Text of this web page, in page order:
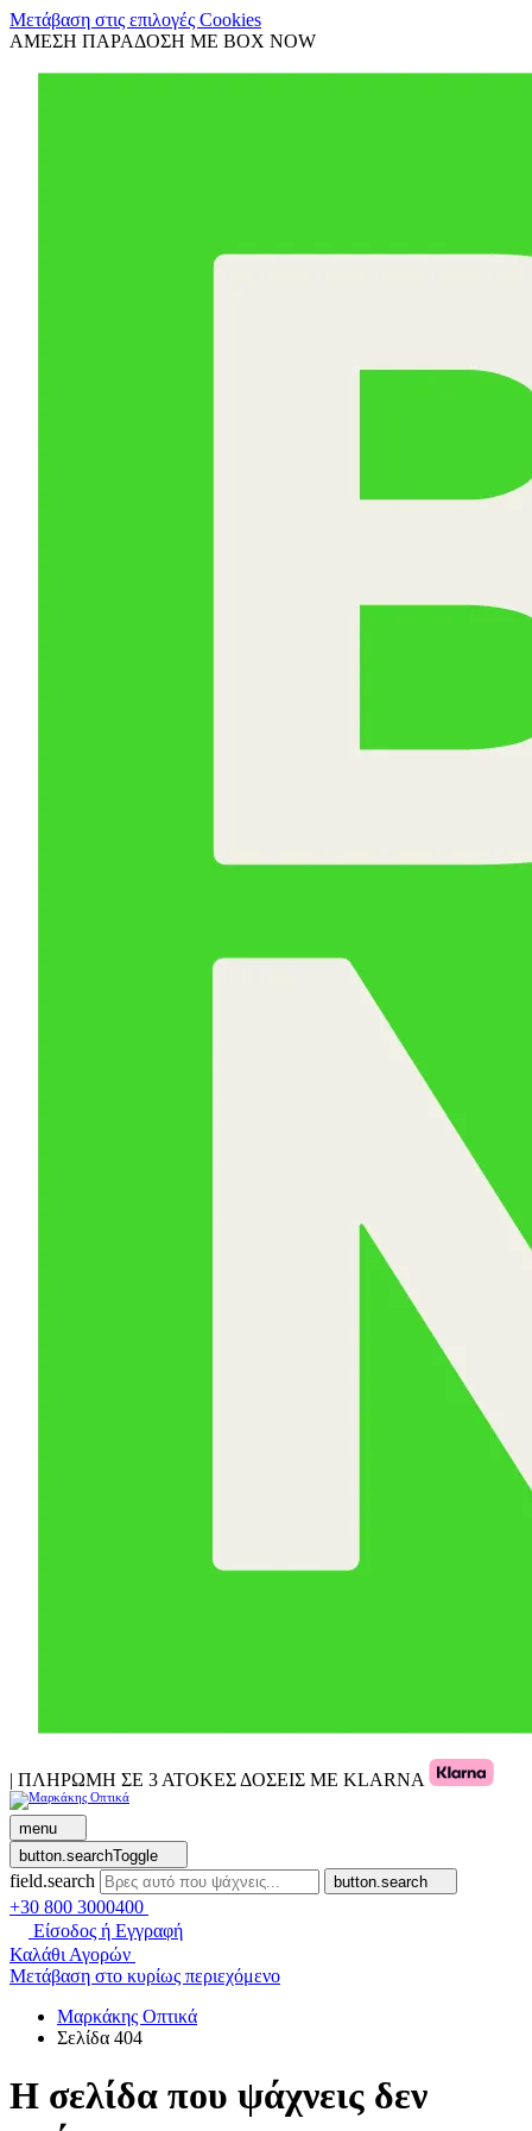
Μετάβαση στις επιλογές Cookies
ΑΜΕΣΗ ΠΑΡΑΔΟΣΗ ΜΕ BOX NOW
| ΠΛΗΡΩΜΗ ΣΕ 3 ΑΤΟΚΕΣ ΔΟΣΕΙΣ ΜΕ KLARNA
menu
button.searchToggle
field.search button.search
+30 800 3000400
Είσοδος ή Εγγραφή
Καλάθι Αγορών
Μετάβαση στο κυρίως περιεχόμενο
Μαρκάκης Οπτικά
Σελίδα 404
Η σελίδα που ψάχνεις δεν